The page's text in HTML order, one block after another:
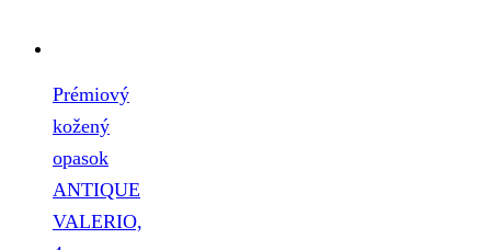
Prémiový
kožený
opasok
ANTIQUE
VALERIO,